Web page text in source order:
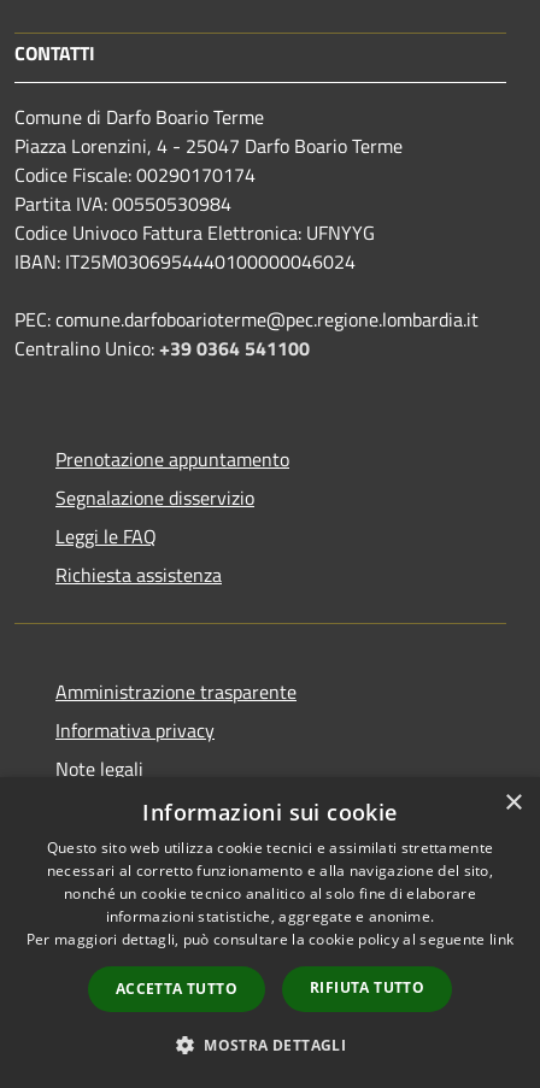
CONTATTI
Comune di Darfo Boario Terme
Piazza Lorenzini, 4 - 25047 Darfo Boario Terme
Codice Fiscale: 00290170174
Partita IVA: 00550530984
Codice Univoco Fattura Elettronica: UFNYYG
IBAN: IT25M0306954440100000046024
PEC: comune.darfoboarioterme@pec.regione.lombardia.it
Centralino Unico:+39 0364 541100
Prenotazione appuntamento
Segnalazione disservizio
Leggi le FAQ
Richiesta assistenza
Amministrazione trasparente
Informativa privacy
Note legali
Dichiarazione di accessibilità
RSS
Accessibilità
Copyright © 2026 • Comune di
byMunicipium
Accesso
redazione
×
Informazioni sui cookie
Questo sito web utilizza cookie tecnici e assimilati strettamente
necessari al corretto funzionamento e alla navigazione del sito,
nonché un cookie tecnico analitico al solo fine di elaborare
informazioni statistiche, aggregate e anonime.
Per maggiori dettagli, può consultare la cookie policy al seguente link
ACCETTA TUTTO RIFIUTA TUTTO
MOSTRA DETTAGLI